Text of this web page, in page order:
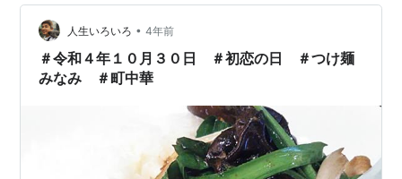
のメッセージ〜 ━━━━━━━━━━━━━━━━━━━━━━━━━━━…
人生いろいろ • 4年前
＃令和４年１０月３０日 ＃初恋の日 ＃つけ麺
みなみ ＃町中華